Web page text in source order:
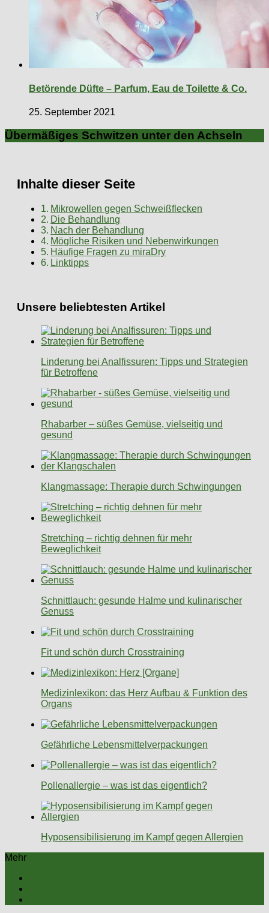
Betörende Düfte – Parfum, Eau de Toilette & Co.
25. September 2021
Übermäßiges Schwitzen unter den Achseln
Inhalte dieser Seite
Mikrowellen gegen Schweißflecken
Die Behandlung
Nach der Behandlung
Mögliche Risiken und Nebenwirkungen
Häufige Fragen zu miraDry
Linktipps
Unsere beliebtesten Artikel
Linderung bei Analfissuren: Tipps und Strategien
für Betroffene
Rhabarber – süßes Gemüse, vielseitig und
gesund
Klangmassage: Therapie durch Schwingungen
Stretching – richtig dehnen für mehr
Beweglichkeit
Schnittlauch: gesunde Halme und kulinarischer
Genuss
Fit und schön durch Crosstraining
Medizinlexikon: das Herz Aufbau & Funktion des
Organs
Gefährliche Lebensmittelverpackungen
Pollenallergie – was ist das eigentlich?
Hyposensibilisierung im Kampf gegen Allergien
Mehr